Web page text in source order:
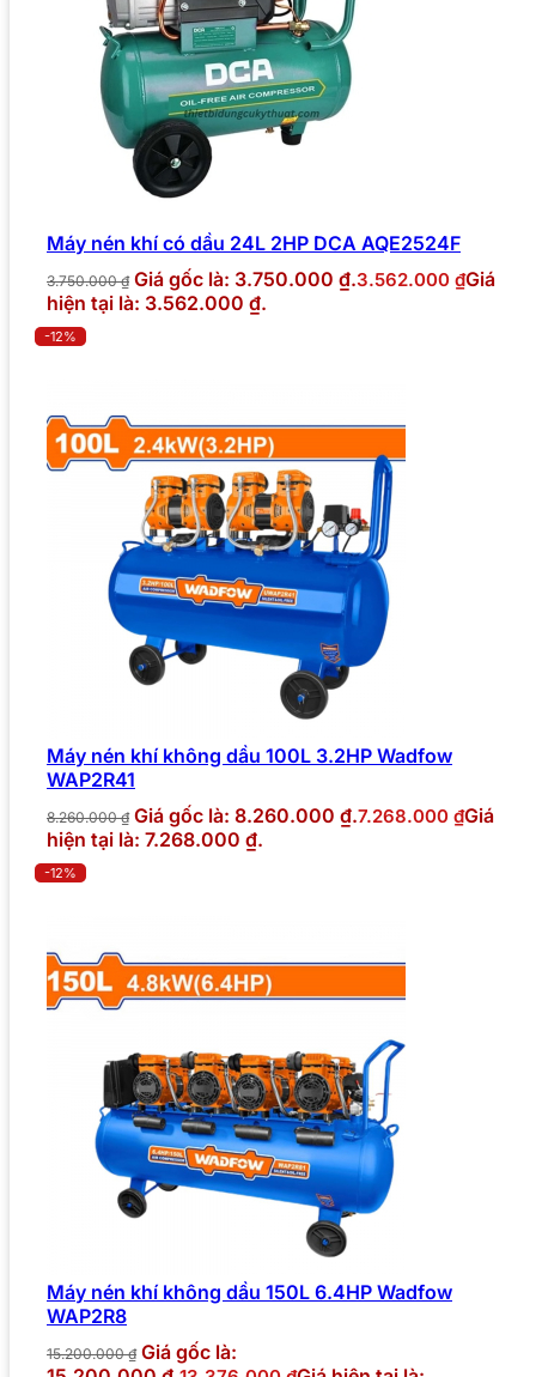
Máy nén khí có dầu 24L 2HP DCA AQE2524F
3.750.000₫ Giá gốc là: 3.750.000 ₫.3.562.000 ₫Giá
hiện tại là: 3.562.000 ₫.
-12%
Máy nén khí không dầu 100L 3.2HP Wadfow
WAP2R41
8.260.000₫ Giá gốc là: 8.260.000 ₫.7.268.000 ₫Giá
hiện tại là: 7.268.000 ₫.
-12%
Máy nén khí không dầu 150L 6.4HP Wadfow
WAP2R8
15.200.000₫ Giá gốc là: